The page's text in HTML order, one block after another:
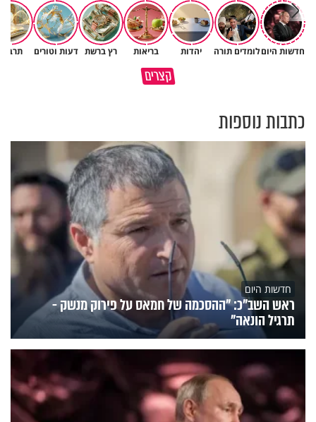
חדשות היוםלומדים תורה יהדות בריאות רץ ברשת דעות וטורים
קצריםמדוע האמונה נמשלה למלח?
גם ׳הרע׳ זה הרחמים של בורא
כתבות נוספות
חדשות היום
ראש השב"כ: "ההסכמה של חמאס על פירוק מנשק -
תרגיל הונאה"